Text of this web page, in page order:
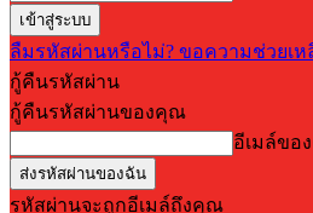
ลืมรหัสผ่านหรือไม่? ขอความช่วยเห
กู้คืนรหัสผ่าน
กู้คืนรหัสผ่านของคุณ
อีเมล์ขอ
รหัสผ่านจะถูกอีเมล์ถึงคุณ